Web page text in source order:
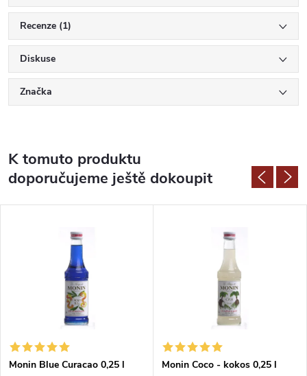
Recenze (1)
Diskuse
Značka
K tomuto produktu
doporučujeme ještě dokoupit
Monin Blue Curacao 0,25 l Monin Coco - kokos 0,25 l